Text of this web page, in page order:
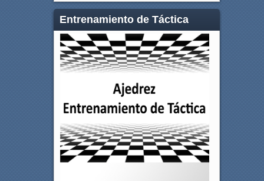
Entrenamiento de Táctica